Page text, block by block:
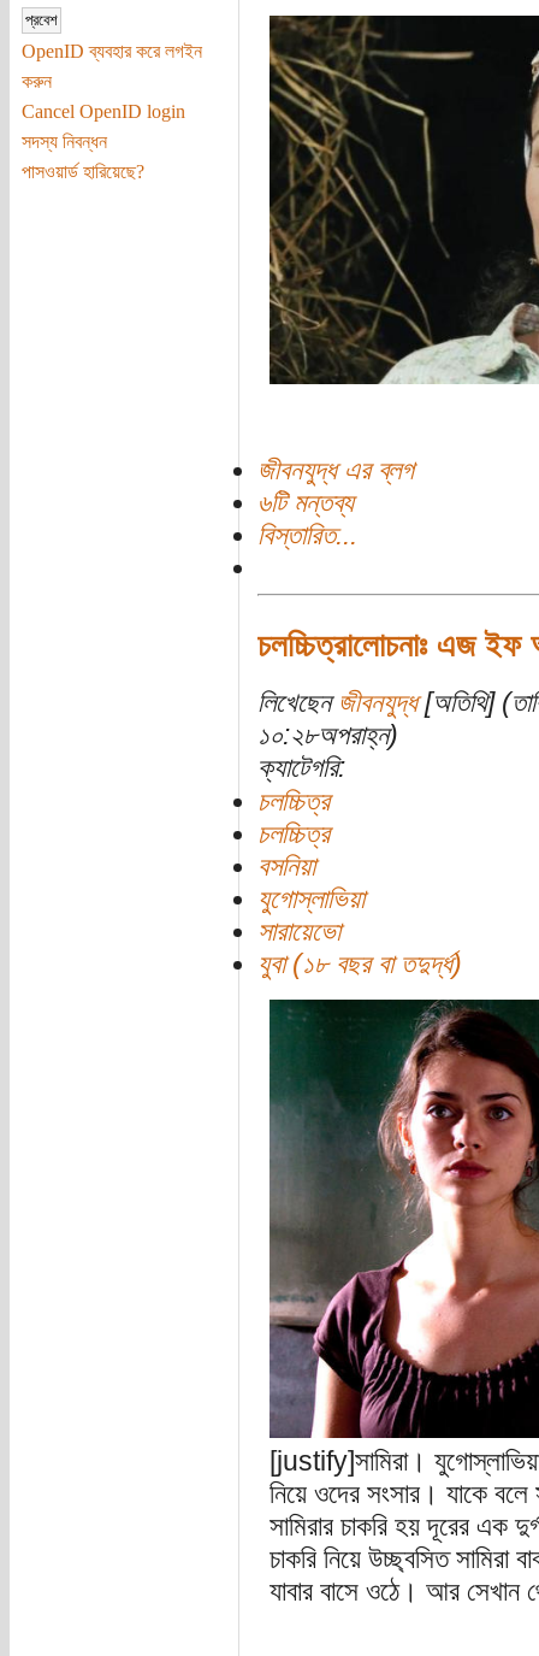
OpenID ব্যবহার করে লগইন
করুন
Cancel OpenID login
সদস্য নিবন্ধন
পাসওয়ার্ড হারিয়েছে?
জীবনযুদ্ধ এর ব্লগ
৬টি মন্তব্য
বিস্তারিত...
চলচ্চিত্রালোচনাঃ এজ
লিখেছেন জীবনযুদ্ধ[অতিথি]
১০:২৮অপরাহ্ন)
ক্যাটেগরি:
চলচ্চিত্র
চলচ্চিত্র
বসনিয়া
যুগোস্লাভিয়া
সারায়েভো
যুবা (১৮ বছর বা তদুর্দ্ধ)
[justify]সামিরা।
নিয়ে ওদের সংসার। যাকে
সামিরার চাকরি হয় দূরের এক
চাকরি নিয়ে উচ্ছ্বসিত সামিরা
যাবার বাসে ওঠে। আর